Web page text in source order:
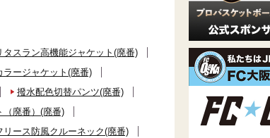
タスラン高機能ジャケット(廃番)
ラージャケット(廃番)
撥水配色切替パンツ(廃番)
（廃番）(廃番)
リース防風クルーネック(廃番)